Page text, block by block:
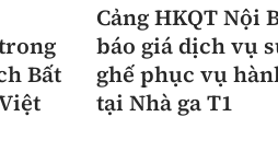
Bất
Cảng HKQT Nội
báo giá dịch vụ
ghế phục vụ
tại Nhà ga T1